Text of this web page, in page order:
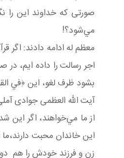
صورتی که خداوند این را
مي‌شود؟!
معظم له ادامه دادند: اگر
اجر رسالت را داده ايم،
بشود ظرف لغو، اين ﴿في
آیت الله العظمی جوادی
از ما مي‌خواهند، اگر اين
این خاندان محبت
زن و فرزند خودش را هم